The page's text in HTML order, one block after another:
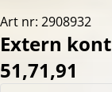
Art nr: 2908932
Extern
51,71,91